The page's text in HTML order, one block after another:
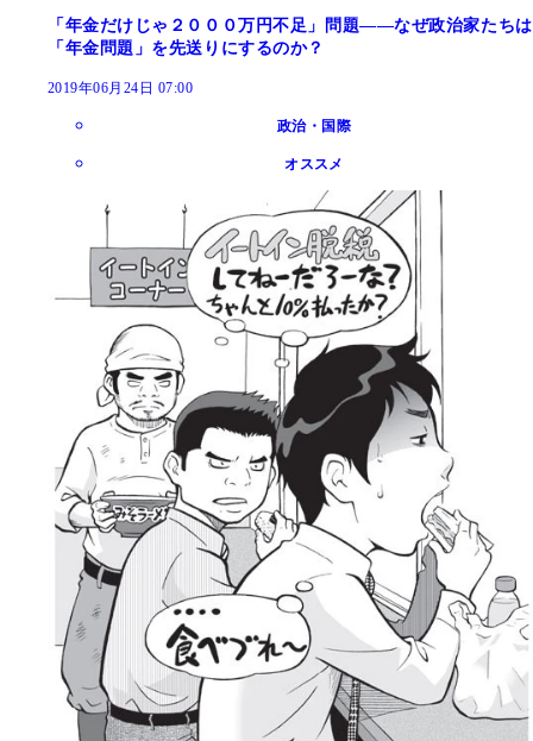
「年金だけじゃ２０００万円不足」問題――なぜ政治家たちは
「年金問題」を先送りにするのか？
2019年06月24日 07:00
政治・国際
オススメ